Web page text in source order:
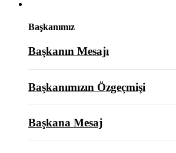
Başkanımız
Başkanın Mesajı
Başkanımızın Özgeçmişi
Başkana Mesaj